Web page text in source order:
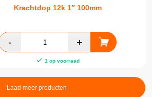
Krachtdop 12k 1″ 100mm
1 op voorraad
Laad meer producten